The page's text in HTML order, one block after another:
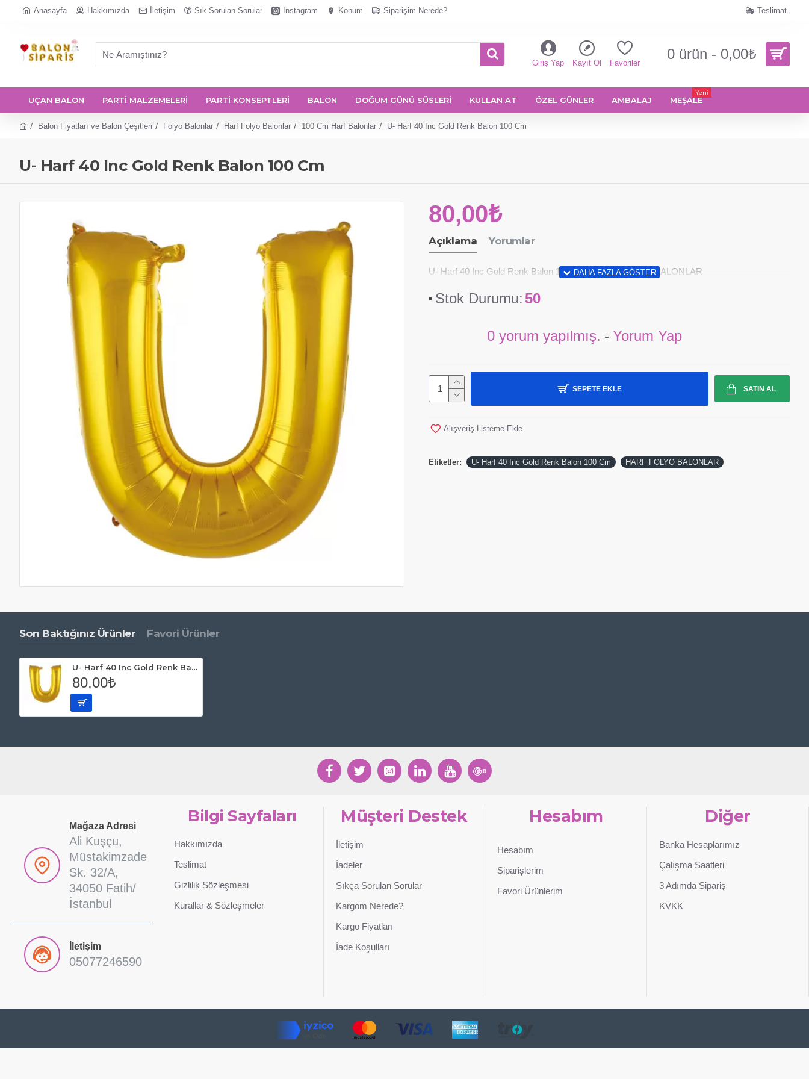
Anasayfa Hakkımızda İletişim Sık Sorulan Sorular Instagram Konum Siparişim Nerede? Teslimat
Giriş Yap Kayıt Ol Favoriler
0 ürün - 0,00₺
UÇAN BALON PARTİ MALZEMELERİ PARTİ KONSEPTLERİ BALON DOĞUM GÜNÜ SÜSLERİ KULLAN AT ÖZEL GÜNLER AMBALAJ MEŞALE
Yeni
Balon Fiyatları ve Balon Çeşitleri Folyo Balonlar Harf Folyo Balonlar 100 Cm Harf Balonlar U- Harf 40 Inc Gold Renk Balon 100 Cm
U- Harf 40 Inc Gold Renk Balon 100 Cm
Açıklama Yorumlar
U- Harf 40 Inc Gold Renk Balon 100 Cm - HARF FOLYO BALONLAR
Stok Durumu: 50
0 yorum yapılmış. - Yorum Yap
80,00₺
SEPETE EKLE SATIN AL
Alışveriş Listeme Ekle
Etiketler: U- Harf 40 Inc Gold Renk Balon 100 Cm HARF FOLYO BALONLAR
Son Baktığınız Ürünler Favori Ürünler
U- Harf 40 Inc Gold Renk Balon 100 Cm
80,00₺
Mağaza Adresi
Ali Kuşçu,
Müstakimzade
Sk. 32/A,
34050 Fatih/
İstanbul
İletişim
05077246590
Bilgi Sayfaları
Hakkımızda
Teslimat
Gizlilik Sözleşmesi
Kurallar & Sözleşmeler
Müşteri Destek
İletişim
İadeler
Sıkça Sorulan Sorular
Kargom Nerede?
Kargo Fiyatları
İade Koşulları
Hesabım
Hesabım
Siparişlerim
Favori Ürünlerim
Diğer
Banka Hesaplarımız
Çalışma Saatleri
3 Adımda Sipariş
KVKK